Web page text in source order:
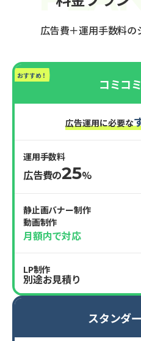
広告費＋運用手数料の
おすすめ！
コミコ
広告運用に必要な
運用手数料
広告費の25%
静止画バナー制作
動画制作
月額内で対応
LP制作
別途お見積り
スタンダ